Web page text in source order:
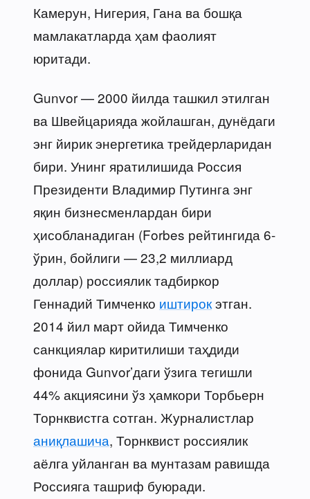
Камерун, Нигерия, Гана ва бошқа
мамлакатларда ҳам фаолият
юритади.
Gunvor — 2000 йилда ташкил этилган
ва Швейцарияда жойлашган, дунёдаги
энг йирик энергетика трейдерларидан
бири. Унинг яратилишида Россия
Президенти Владимир Путинга энг
яқин бизнесменлардан бири
ҳисобланадиган (Forbes рейтингида 6-
ўрин, бойлиги — 23,2 миллиард
доллар) россиялик тадбиркор
Геннадий Тимченко иштирокэтган.
2014 йил март ойида Тимченко
санкциялар киритилиши таҳдиди
фонида Gunvor’даги ўзига тегишли
44% акциясини ўз ҳамкори Торбьерн
Торнквистга сотган. Журналистлар
аниқлашича, Торнквист россиялик
аёлга уйланган ва мунтазам равишда
Россияга ташриф буюради.